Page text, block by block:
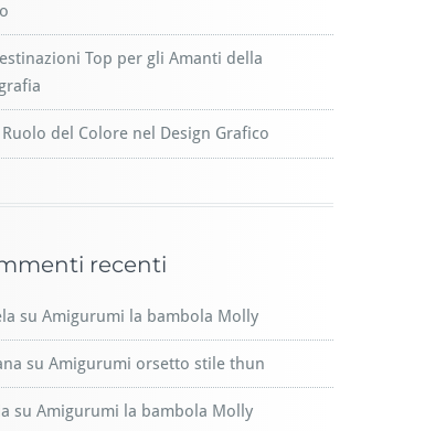
Top per gli Amanti della
del Colore nel Design Grafico
recenti
su Amigurumi la bambola Molly
su Amigurumi orsetto stile thun
su Amigurumi la bambola Molly